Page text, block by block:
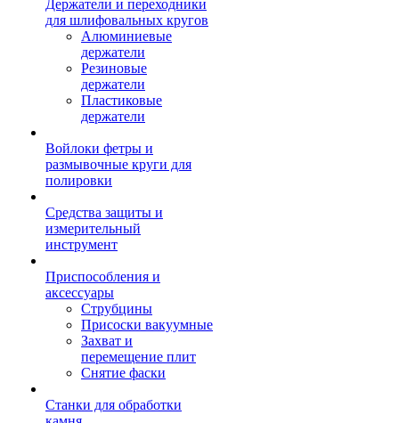
Держатели и переходники
для шлифовальных кругов
Алюминиевые
держатели
Резиновые
держатели
Пластиковые
держатели
Войлоки фетры и
размывочные круги для
полировки
Средства защиты и
измерительный
инструмент
Приспособления и
аксессуары
Струбцины
Присоски вакуумные
Захват и
перемещение плит
Снятие фаски
Станки для обработки